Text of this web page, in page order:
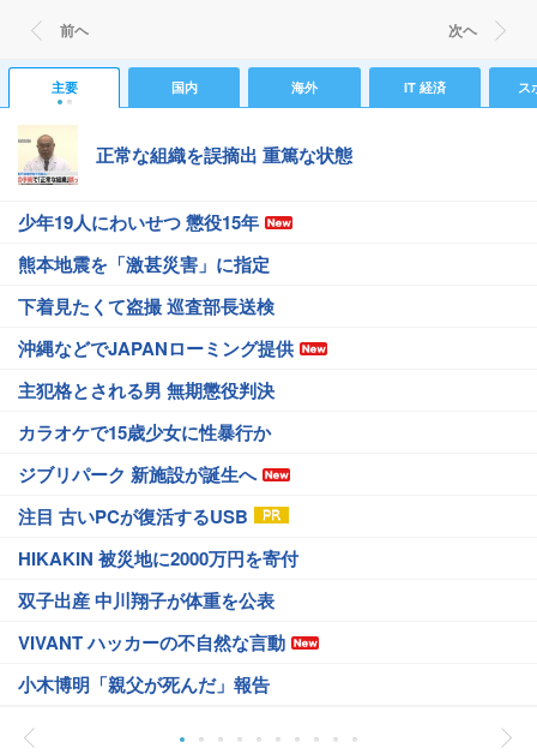
前ヘ 次ヘ
主要 国内 海外 IT 経済 ス
正常な組織を誤摘出 重篤な状態
少年19人にわいせつ 懲役15年
熊本地震を「激甚災害」に指定
下着見たくて盗撮 巡査部長送検
沖縄などでJAPANローミング提供
主犯格とされる男 無期懲役判決
カラオケで15歳少女に性暴行か
ジブリパーク 新施設が誕生へ
注目 古いPCが復活するUSB
HIKAKIN 被災地に2000万円を寄付
双子出産 中川翔子が体重を公表
VIVANT ハッカーの不自然な言動
小木博明「親父が死んだ」報告